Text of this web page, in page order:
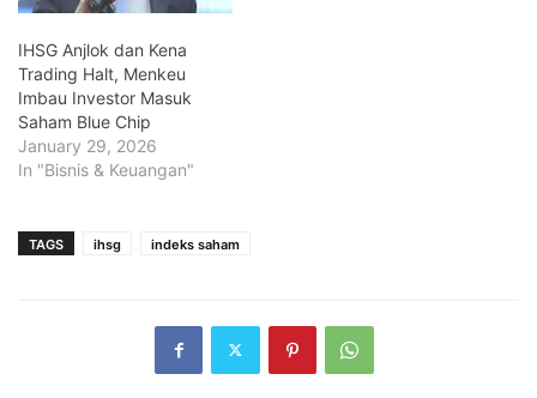
IHSG Anjlok dan Kena
Trading Halt, Menkeu
Imbau Investor Masuk
Saham Blue Chip
January 29, 2026
In "Bisnis & Keuangan"
TAGS ihsg indeks saham